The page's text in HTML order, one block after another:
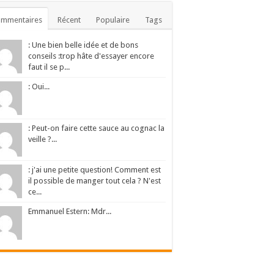
Récent Populaire Tags
: Une bien belle idée et de bons
conseils :trop hâte d'essayer encore
faut il se p...
: Oui...
: Peut-on faire cette sauce au cognac la
veille ?...
: j'ai une petite question! Comment est
il possible de manger tout cela ? N'est
ce...
Emmanuel Estern: Mdr...